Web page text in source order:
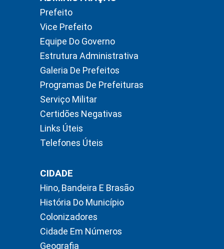
Prefeito
Vice Prefeito
Equipe Do Governo
Estrutura Administrativa
Galeria De Prefeitos
Programas De Prefeituras
Serviço Militar
Certidões Negativas
Links Úteis
Telefones Úteis
CIDADE
Hino, Bandeira E Brasão
História Do Município
Colonizadores
Cidade Em Números
Geografia